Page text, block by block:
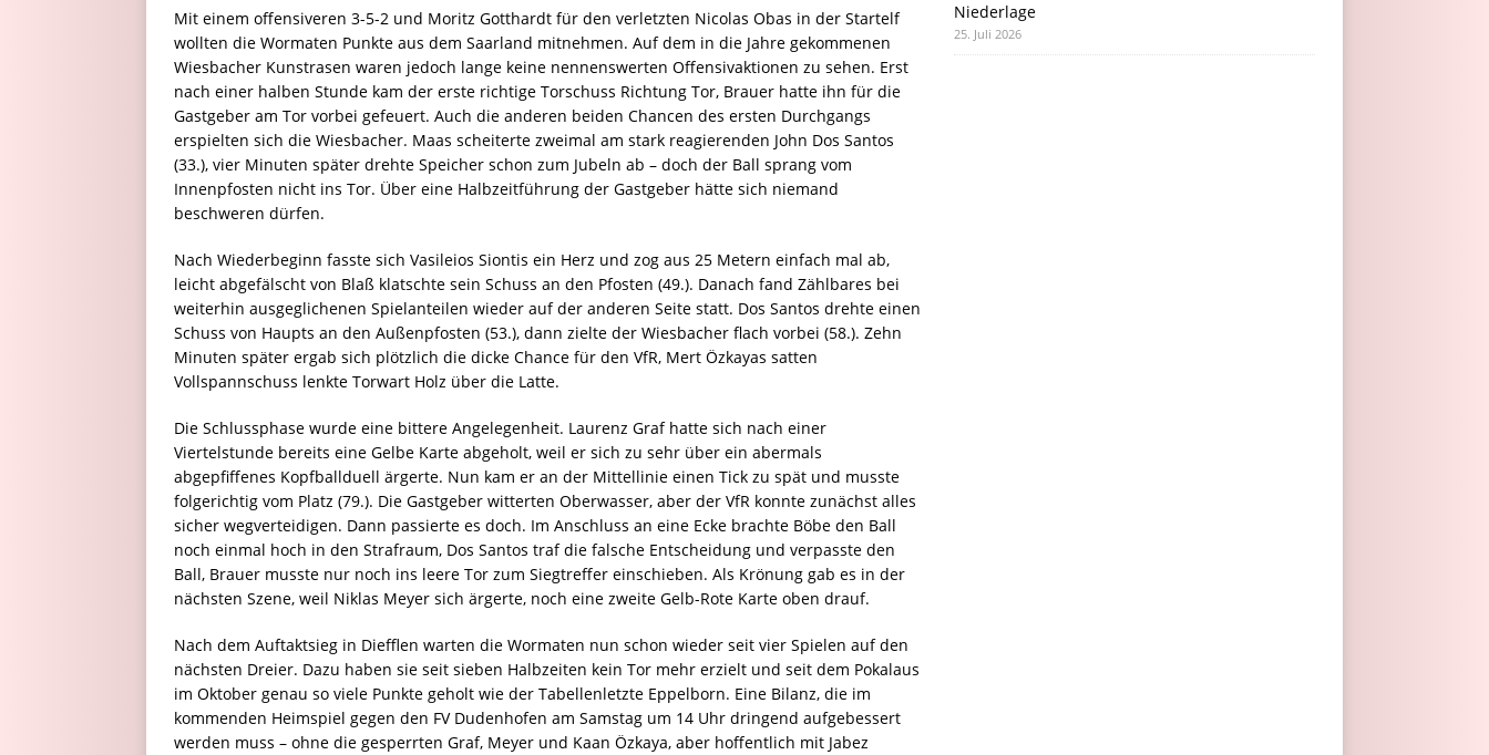
Mit einem offensiveren 3-5-2 und Moritz Gotthardt für den verletzten Nicolas Obas in der Startelf
wollten die Wormaten Punkte aus dem Saarland mitnehmen. Auf dem in die Jahre gekommenen
Wiesbacher Kunstrasen waren jedoch lange keine nennenswerten Offensivaktionen zu sehen. Erst
nach einer halben Stunde kam der erste richtige Torschuss Richtung Tor, Brauer hatte ihn für die
Gastgeber am Tor vorbei gefeuert. Auch die anderen beiden Chancen des ersten Durchgangs
erspielten sich die Wiesbacher. Maas scheiterte zweimal am stark reagierenden John Dos Santos
(33.), vier Minuten später drehte Speicher schon zum Jubeln ab – doch der Ball sprang vom
Innenpfosten nicht ins Tor. Über eine Halbzeitführung der Gastgeber hätte sich niemand
beschweren dürfen.
Nach Wiederbeginn fasste sich Vasileios Siontis ein Herz und zog aus 25 Metern einfach mal ab,
leicht abgefälscht von Blaß klatschte sein Schuss an den Pfosten (49.). Danach fand Zählbares bei
weiterhin ausgeglichenen Spielanteilen wieder auf der anderen Seite statt. Dos Santos drehte einen
Schuss von Haupts an den Außenpfosten (53.), dann zielte der Wiesbacher flach vorbei (58.). Zehn
Minuten später ergab sich plötzlich die dicke Chance für den VfR, Mert Özkayas satten
Vollspannschuss lenkte Torwart Holz über die Latte.
Die Schlussphase wurde eine bittere Angelegenheit. Laurenz Graf hatte sich nach einer
Viertelstunde bereits eine Gelbe Karte abgeholt, weil er sich zu sehr über ein abermals
abgepfiffenes Kopfballduell ärgerte. Nun kam er an der Mittellinie einen Tick zu spät und musste
folgerichtig vom Platz (79.). Die Gastgeber witterten Oberwasser, aber der VfR konnte zunächst alles
sicher wegverteidigen. Dann passierte es doch. Im Anschluss an eine Ecke brachte Böbe den Ball
noch einmal hoch in den Strafraum, Dos Santos traf die falsche Entscheidung und verpasste den
Ball, Brauer musste nur noch ins leere Tor zum Siegtreffer einschieben. Als Krönung gab es in der
nächsten Szene, weil Niklas Meyer sich ärgerte, noch eine zweite Gelb-Rote Karte oben drauf.
Nach dem Auftaktsieg in Diefflen warten die Wormaten nun schon wieder seit vier Spielen auf den
nächsten Dreier. Dazu haben sie seit sieben Halbzeiten kein Tor mehr erzielt und seit dem Pokalaus
im Oktober genau so viele Punkte geholt wie der Tabellenletzte Eppelborn. Eine Bilanz, die im
kommenden Heimspiel gegen den FV Dudenhofen am Samstag um 14 Uhr dringend aufgebessert
werden muss – ohne die gesperrten Graf, Meyer und Kaan Özkaya, aber hoffentlich mit Jabez
Niederlage
25. Juli 2026